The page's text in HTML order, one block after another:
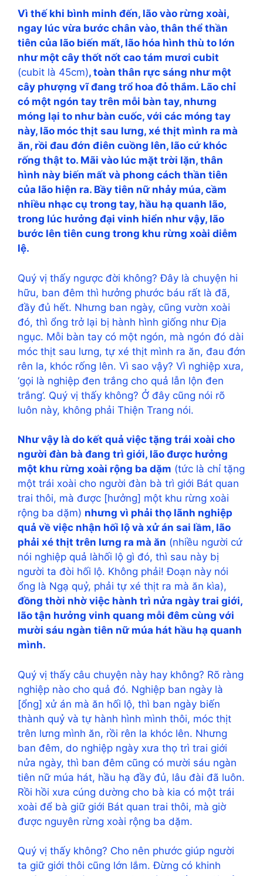
Vì thế khi bình minh đến, lão vào rừng xoài,
ngay lúc vừa bước chân vào, thân thể thần
tiên của lão biến mất, lão hóa hình thù to lớn
như một cây thốt nốt cao tám mươi cubit
(cubit là 45cm), toàn thân rực sáng như một
cây phượng vĩ đang trổ hoa đỏ thắm. Lão chỉ
có một ngón tay trên mỗi bàn tay, nhưng
móng lại to như bàn cuốc, với các móng tay
này, lão móc thịt sau lưng, xé thịt mình ra mà
ăn, rồi đau đớn điên cuồng lên, lão cứ khóc
rống thật to. Mãi vào lúc mặt trời lặn, thân
hình này biến mất và phong cách thần tiên
của lão hiện ra. Bầy tiên nữ nhảy múa, cầm
nhiều nhạc cụ trong tay, hầu hạ quanh lão,
trong lúc hưởng đại vinh hiển như vậy, lão
bước lên tiên cung trong khu rừng xoài diễm
lệ.
Quý vị thấy ngược đời không? Đây là chuyện hi
hữu, ban đêm thì hưởng phước báu rất là đã,
đầy đủ hết. Nhưng ban ngày, cũng vườn xoài
đó, thì ổng trở lại bị hành hình giống như Địa
ngục. Mỗi bàn tay có một ngón, mà ngón đó dài
móc thịt sau lưng, tự xé thịt mình ra ăn, đau đớn
rên la, khóc rống lên. Vì sao vậy? Vì nghiệp xưa,
‘gọi là nghiệp đen trắng cho quả lẫn lộn đen
trắng’. Quý vị thấy không? Ở đây cũng nói rõ
luôn này, không phải Thiện Trang nói.
Như vậy là do kết quả việc tặng trái xoài cho
người đàn bà đang trì giới, lão được hưởng
một khu rừng xoài rộng ba dặm (tức là chỉ tặng
một trái xoài cho người đàn bà trì giới Bát quan
trai thôi, mà được [hưởng] một khu rừng xoài
rộng ba dặm) nhưng vì phải thọ lãnh nghiệp
quả về việc nhận hối lộ và xử án sai lầm, lão
phải xé thịt trên lưng ra mà ăn (nhiều người cứ
nói nghiệp quả làhối lộ gì đó, thì sau này bị
người ta đòi hối lộ. Không phải! Đoạn này nói
ổng là Ngạ quỷ, phải tự xé thịt ra mà ăn kìa),
đồng thời nhờ việc hành trì nửa ngày trai giới,
lão tận hưởng vinh quang mỗi đêm cùng với
mười sáu ngàn tiên nữ múa hát hầu hạ quanh
mình.
Quý vị thấy câu chuyện này hay không? Rõ ràng
nghiệp nào cho quả đó. Nghiệp ban ngày là
[ổng] xử án mà ăn hối lộ, thì ban ngày biến
thành quỷ và tự hành hình mình thôi, móc thịt
trên lưng mình ăn, rồi rên la khóc lên. Nhưng
ban đêm, do nghiệp ngày xưa thọ trì trai giới
nửa ngày, thì ban đêm cũng có mười sáu ngàn
tiên nữ múa hát, hầu hạ đầy đủ, lâu đài đã luôn.
Rồi hồi xưa cúng dường cho bà kia có một trái
xoài để bà giữ giới Bát quan trai thôi, mà giờ
được nguyên rừng xoài rộng ba dặm.
Quý vị thấy không? Cho nên phước giúp người
ta giữ giới thôi cũng lớn lắm. Đừng có khinh